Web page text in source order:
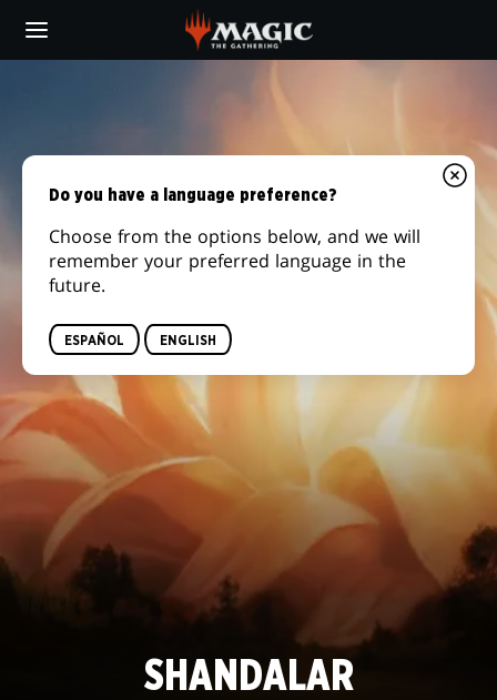
main
SHANDALAR
Do you have a language preference?
Choose from the options below, and we will
remember your preferred language in the
future.
ESPAÑOL ENGLISH